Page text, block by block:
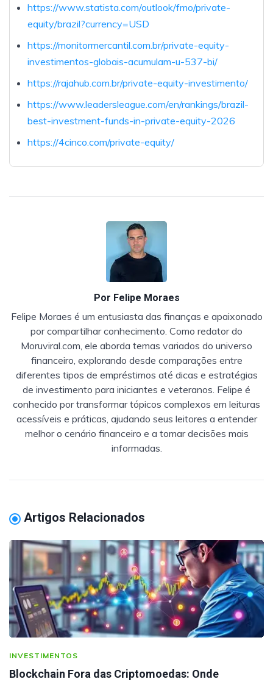
https://www.statista.com/outlook/fmo/private-
equity/brazil?currency=USD
https://monitormercantil.com.br/private-equity-
investimentos-globais-acumulam-u-537-bi/
https://rajahub.com.br/private-equity-investimento/
https://www.leadersleague.com/en/rankings/brazil-
best-investment-funds-in-private-equity-2026
https://4cinco.com/private-equity/
Por Felipe Moraes
Felipe Moraes é um entusiasta das finanças e apaixonado
por compartilhar conhecimento. Como redator do
Moruviral.com, ele aborda temas variados do universo
financeiro, explorando desde comparações entre
diferentes tipos de empréstimos até dicas e estratégias
de investimento para iniciantes e veteranos. Felipe é
conhecido por transformar tópicos complexos em leituras
acessíveis e práticas, ajudando seus leitores a entender
melhor o cenário financeiro e a tomar decisões mais
informadas.
Artigos Relacionados
INVESTIMENTOS
Blockchain Fora das Criptomoedas: Onde